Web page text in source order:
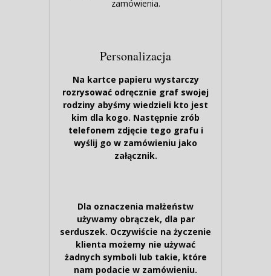
zamówienia.
Personalizacja
Na kartce papieru wystarczy
rozrysować odręcznie graf swojej
rodziny abyśmy wiedzieli kto jest
kim dla kogo. Następnie zrób
telefonem zdjęcie tego grafu i
wyślij go w zamówieniu jako
załącznik.
Dla oznaczenia małżeństw
używamy obrączek, dla par
serduszek. Oczywiście na życzenie
klienta możemy nie używać
żadnych symboli lub takie, które
nam podacie w zamówieniu.